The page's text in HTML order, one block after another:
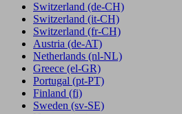
Switzerland (de-CH)
Switzerland (it-CH)
Switzerland (fr-CH)
Austria (de-AT)
Netherlands (nl-NL)
Greece (el-GR)
Portugal (pt-PT)
Finland (fi)
Sweden (sv-SE)